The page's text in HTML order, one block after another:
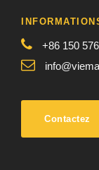
+86 150
Contactez